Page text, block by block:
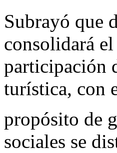
Subrayó que
consolidará
participación
turística, con
propósito de
sociales se